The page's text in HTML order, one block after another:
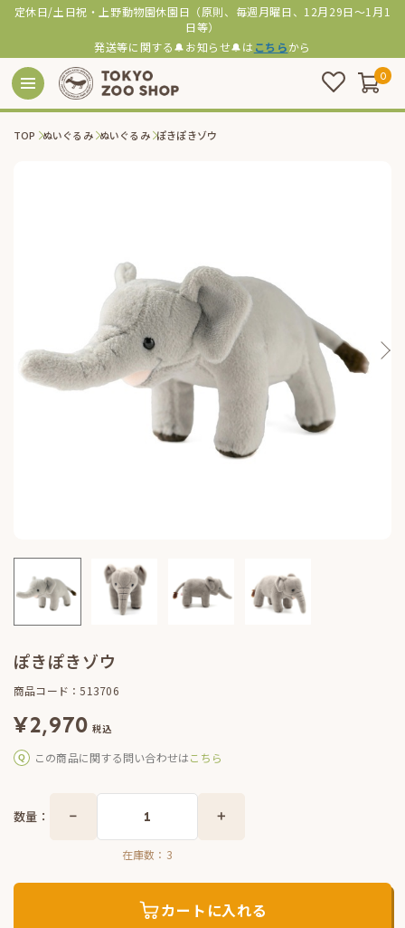
定休日/土日祝・上野動物園休園日（原則、毎週月曜日、12月29日～1月1
日等）
発送等に関する🔔お知らせ🔔は こちらから
0
TOP ぬいぐるみ ぬいぐるみ ぽきぽきゾウ
ぽきぽきゾウ
商品コード：513706
¥2,970 税込
この商品に関する問い合わせはこちら
数量：
在庫数： 3
カートに入れる